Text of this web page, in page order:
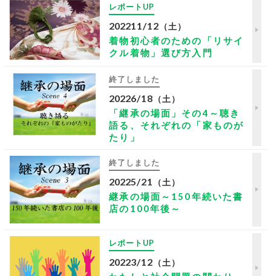
レポートUP
202211/12 （土）
着物初心者のための「リサイ
クル着物」選び方入門
終了しました
20226/18 （土）
「継承の場面」その4～聴き
語る、それぞれの「家ものが
たり」
終了しました
20225/21 （土）
継承の場面～150年続いた書
店の100年後～
レポートUP
20223/12 （土）